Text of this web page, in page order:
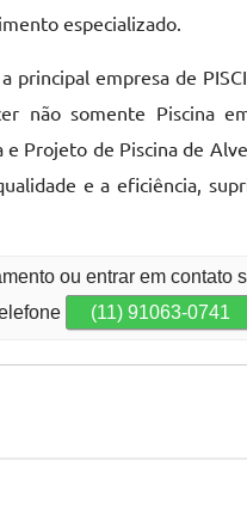
especializado.
principal empresa de
não somente Piscina
e Projeto de Piscina de
e a eficiência,
ou entrar em
(11) 91063-0741